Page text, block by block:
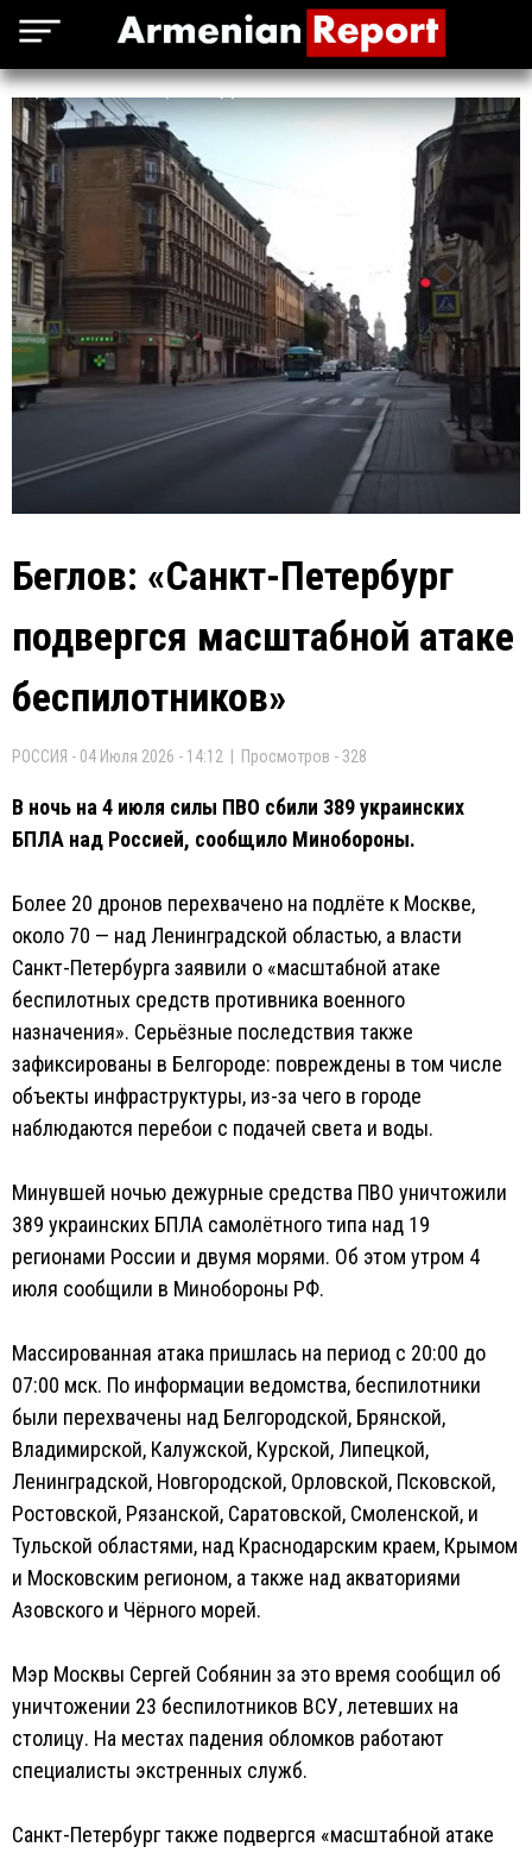
Беглов: «Санкт-Петербург
подвергся масштабной атаке
беспилотников»
РОССИЯ - 04 Июля 2026 - 14:12 | Просмотров - 328
В ночь на 4 июля силы ПВО сбили 389 украинских
БПЛА над Россией, сообщило Минобороны.
Более 20 дронов перехвачено на подлёте к Москве,
около 70 — над Ленинградской областью, а власти
Санкт-Петербурга заявили о «масштабной атаке
беспилотных средств противника военного
назначения». Серьёзные последствия также
зафиксированы в Белгороде: повреждены в том числе
объекты инфраструктуры, из-за чего в городе
наблюдаются перебои с подачей света и воды.
Минувшей ночью дежурные средства ПВО уничтожили
389 украинских БПЛА самолётного типа над 19
регионами России и двумя морями. Об этом утром 4
июля сообщили в Минобороны РФ.
Массированная атака пришлась на период с 20:00 до
07:00 мск. По информации ведомства, беспилотники
были перехвачены над Белгородской, Брянской,
Владимирской, Калужской, Курской, Липецкой,
Ленинградской, Новгородской, Орловской, Псковской,
Ростовской, Рязанской, Саратовской, Смоленской, и
Тульской областями, над Краснодарским краем, Крымом
и Московским регионом, а также над акваториями
Азовского и Чёрного морей.
Мэр Москвы Сергей Собянин за это время сообщил об
уничтожении 23 беспилотников ВСУ, летевших на
столицу. На местах падения обломков работают
специалисты экстренных служб.
Санкт-Петербург также подвергся «масштабной атаке